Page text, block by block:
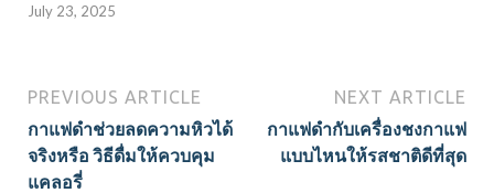
July 23, 2025
PREVIOUS ARTICLE
กาแฟดำช่วยลดความหิวได้
จริงหรือ วิธีดื่มให้ควบคุม
แคลอรี่
NEXT ARTICLE
กาแฟดำกับเครื่องชงกาแฟ
แบบไหนให้รสชาติดีที่สุด